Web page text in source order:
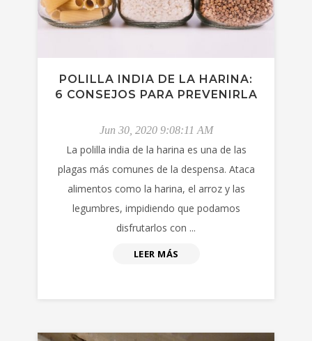
POLILLA INDIA DE LA HARINA:
6 CONSEJOS PARA PREVENIRLA
Jun 30, 2020 9:08:11 AM
La polilla india de la harina es una de las
plagas más comunes de la despensa. Ataca
alimentos como la harina, el arroz y las
legumbres, impidiendo que podamos
disfrutarlos con ...
LEER MÁS